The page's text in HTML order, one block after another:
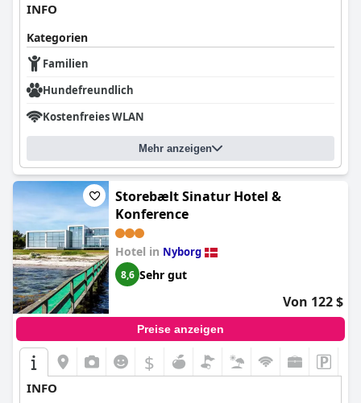
INFO
Kategorien
Familien
Hundefreundlich
Kostenfreies WLAN
Mehr anzeigen
Storebælt Sinatur Hotel &
Konference
Hotel in Nyborg
8,6 Sehr gut
Von 122 $
Preise anzeigen
$
INFO